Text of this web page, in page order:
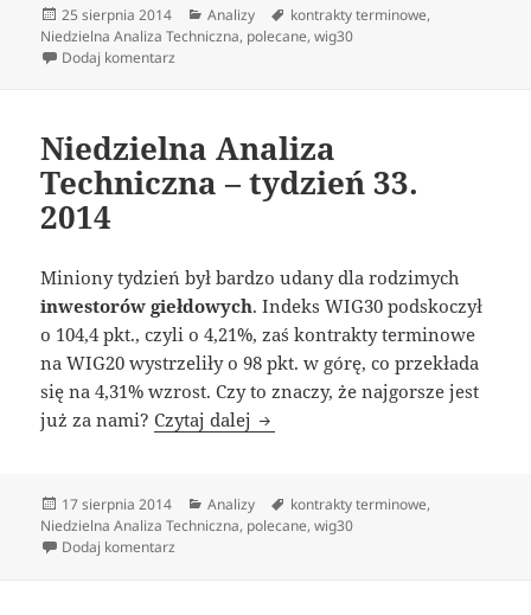
Data
publikacji
25 sierpnia 2014 Kategorie
Analizy Tagi
kontrakty terminowe,
Niedzielna Analiza Techniczna, polecane,wig30
Dodaj komentarz
Niedzielna Analiza
Techniczna – tydzień 33.
2014
Miniony tydzień był bardzo udany dla rodzimych
inwestorów giełdowych. Indeks WIG30 podskoczył
o 104,4 pkt., czyli o 4,21%, zaś kontrakty terminowe
na WIG20 wystrzeliły o 98 pkt. w górę, co przekłada
się na 4,31% wzrost. Czy to znaczy, że najgorsze jest
już za nami?Czytaj dalej Niedzielna Analiza Techniczna
Data
publikacji
17 sierpnia 2014 Kategorie
Analizy Tagi
kontrakty terminowe,
Niedzielna Analiza Techniczna, polecane,wig30
Dodaj komentarz